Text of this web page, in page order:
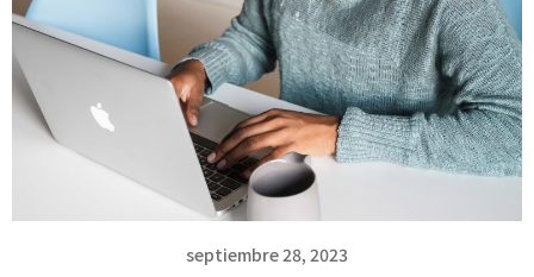
septiembre 28, 2023